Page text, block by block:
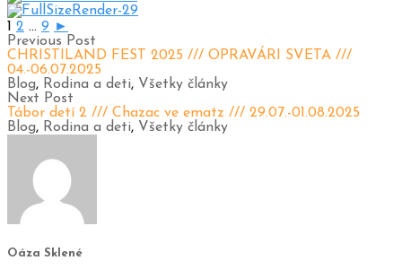
1 2 ... 9 ►
Previous Post
CHRISTILAND FEST 2025 /// OPRAVÁRI SVETA ///
04.-06.07.2025
Blog, Rodina a deti, Všetky články
Next Post
Tábor detí 2 /// Chazac ve ematz /// 29.07.-01.08.2025
Blog, Rodina a deti, Všetky články
Oáza Sklené